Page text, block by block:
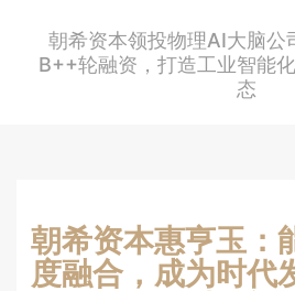
朝希资本领投物理AI大脑公
B++轮融资，打造工业智能
态
朝希资本惠亨玉：
度融合，成为时代